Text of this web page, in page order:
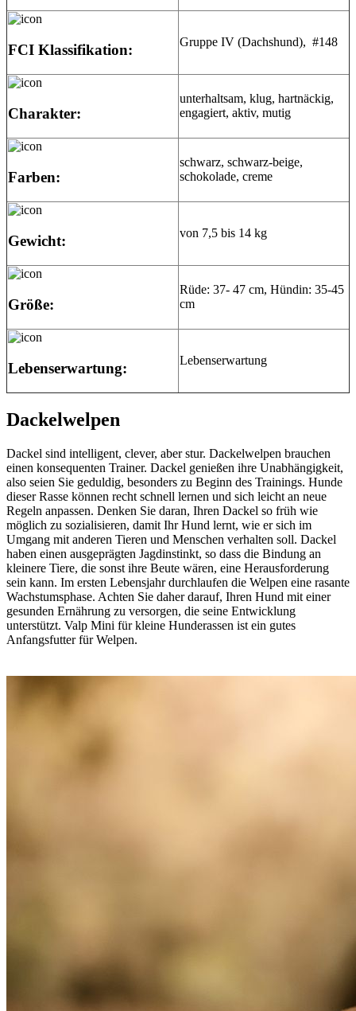
FCI Klassifikation: Gruppe IV (Dachshund), #148
Charakter:
unterhaltsam, klug, hartnäckig,
engagiert, aktiv, mutig
Farben:
schwarz, schwarz-beige,
schokolade, creme
Gewicht: von 7,5 bis 14 kg
Größe:
Rüde: 37- 47 cm, Hündin: 35-45
cm
Lebenserwartung: Lebenserwartung
Dackelwelpen
Dackel sind intelligent, clever, aber stur. Dackelwelpen brauchen
einen konsequenten Trainer. Dackel genießen ihre Unabhängigkeit,
also seien Sie geduldig, besonders zu Beginn des Trainings. Hunde
dieser Rasse können recht schnell lernen und sich leicht an neue
Regeln anpassen. Denken Sie daran, Ihren Dackel so früh wie
möglich zu sozialisieren, damit Ihr Hund lernt, wie er sich im
Umgang mit anderen Tieren und Menschen verhalten soll. Dackel
haben einen ausgeprägten Jagdinstinkt, so dass die Bindung an
kleinere Tiere, die sonst ihre Beute wären, eine Herausforderung
sein kann. Im ersten Lebensjahr durchlaufen die Welpen eine rasante
Wachstumsphase. Achten Sie daher darauf, Ihren Hund mit einer
gesunden Ernährung zu versorgen, die seine Entwicklung
unterstützt. Valp Mini für kleine Hunderassen ist ein gutes
Anfangsfutter für Welpen.